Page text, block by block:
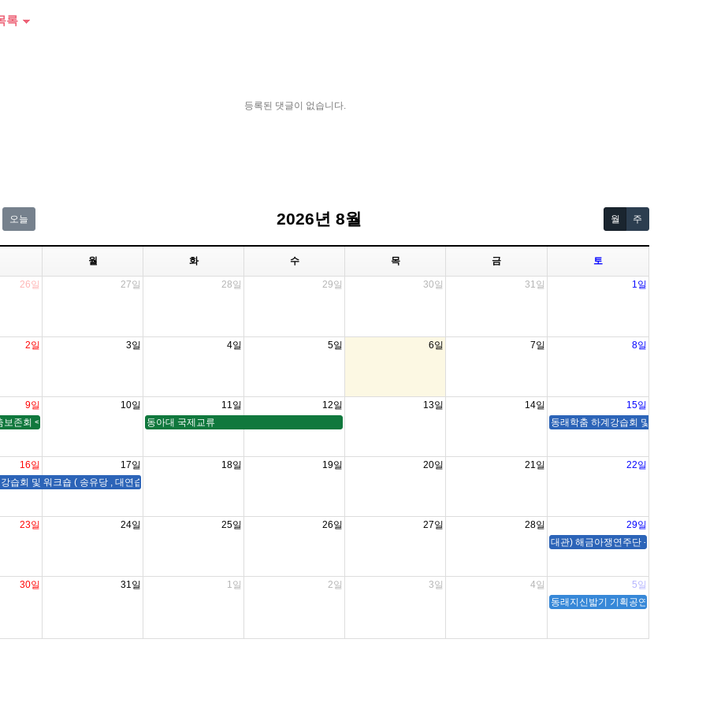
록
등록된 댓글이 없습니다.
오늘 2026년 8월 월 주
월 화 수 목 금 토
26일 27일 28일 29일 30일 31일 1일
2일 3일 4일 5일 6일 7일 8일
9일 10일 11일 12일 13일 14일
15일
존회 <잠룡제천 다시 여는 하늘> 동아대 국제교류 동래학춤 하계강습회 및 워크숍 ( 송
16일 17일 18일 19일 20일 21일
22일
습회 및 워크숍 ( 송유당 , 대연습실 )
23일 24일 25일 26일 27일 28일
29일
대관) 해금아쟁연주단 - 해아연
30일 31일 1일 2일 3일 4일
5일
동래지신밟기 기획공연 (리허설) / (